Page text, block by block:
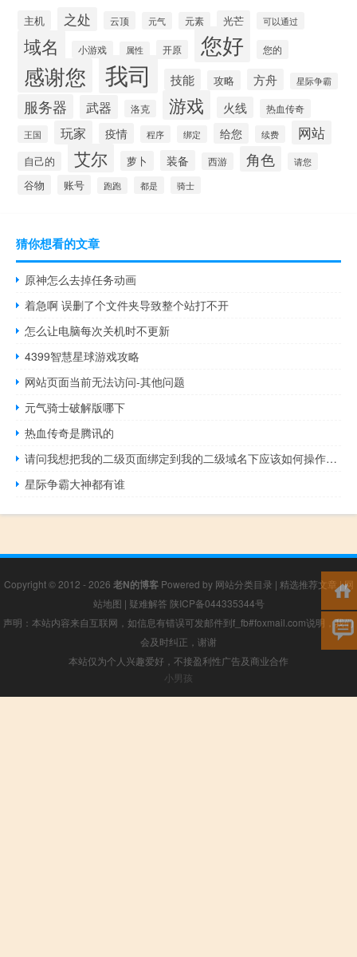
主机 之处 云顶 元气 元素 光芒 可以通过
域名 小游戏 属性 开原 您好 您的
感谢您 我司 技能 攻略 方舟 星际争霸
服务器 武器 洛克 游戏 火线 热血传奇
王国 玩家 疫情 程序 绑定 给您 续费 网站
自己的 艾尔 萝卜 装备 西游 角色 请您
谷物 账号 跑跑 都是 骑士
猜你想看的文章
原神怎么去掉任务动画
着急啊 误删了个文件夹导致整个站打不开
怎么让电脑每次关机时不更新
4399智慧星球游戏攻略
网站页面当前无法访问-其他问题
元气骑士破解版哪下
热血传奇是腾讯的
请问我想把我的二级页面绑定到我的二级域名下应该如何操作呢？
星际争霸大神都有谁
Copyright © 2012 - 2026 老N的博客Powered by 网站分类目录 | 精选推荐文章|网
站地图 | 疑难解答 陕ICP备044335344号
声明：本站内容来自互联网，如信息有错误可发邮件到f_fb#foxmail.com说明，我们
会及时纠正，谢谢
本站仅为个人兴趣爱好，不接盈利性广告及商业合作
小男孩